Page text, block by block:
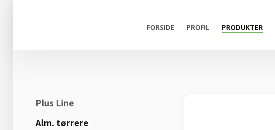
FORSIDE PROFIL PRODUKTER
Plus Line
Alm. tørrere